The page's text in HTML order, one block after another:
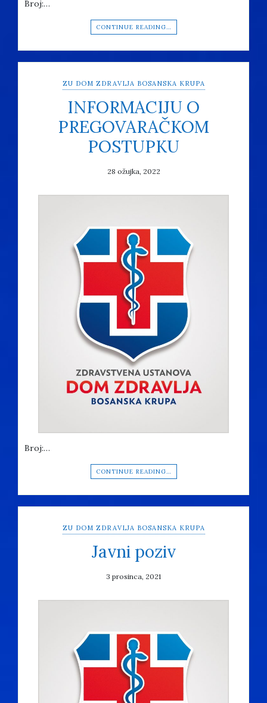
Broj:…
CONTINUE READING…
ZU DOM ZDRAVLJA BOSANSKA KRUPA
INFORMACIJU O
PREGOVARAČKOM
POSTUPKU
28 ožujka, 2022
Broj:…
CONTINUE READING…
ZU DOM ZDRAVLJA BOSANSKA KRUPA
Javni poziv
3 prosinca, 2021